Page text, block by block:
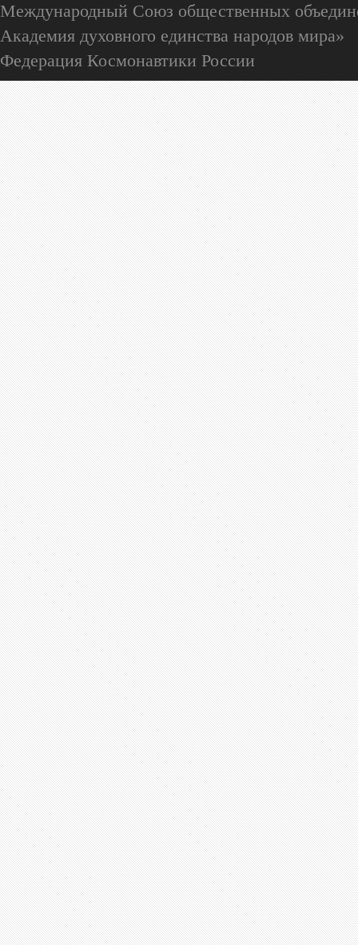
Международный Союз общественных
Академия духовного единства народов мира»
Федерация Космонавтики России